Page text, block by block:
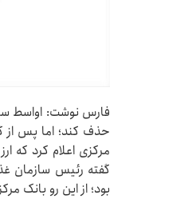
گفته رئیس سازمان
بود؛ از این رو بانک